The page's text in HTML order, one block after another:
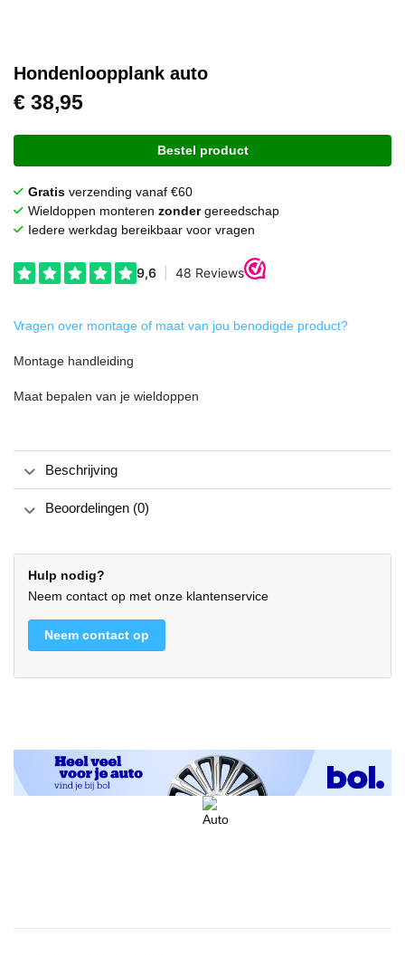
Hondenloopplank auto
€ 38,95
Bestel product
Gratis verzending vanaf €60
Wieldoppen monteren zondergereedschap
Iedere werkdag bereikbaar voor vragen
Vragen over montage of maat van jou benodigde product?
Montage handleiding
Maat bepalen van je wieldoppen
Beschrijving
Beoordelingen (0)
Hulp nodig?
Neem contact op met onze klantenservice
Neem contact op